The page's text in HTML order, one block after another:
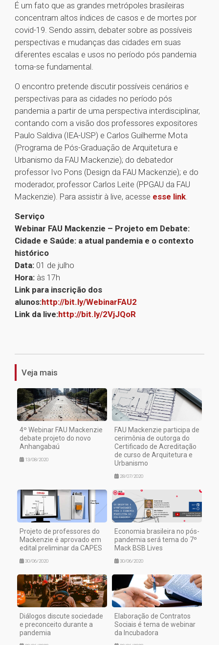
É um fato que as grandes metrópoles brasileiras
concentram altos índices de casos e de mortes por
covid-19. Sendo assim, debater sobre as possíveis
perspectivas e mudanças das cidades em suas
diferentes escalas e usos no período pós pandemia
torna-se fundamental.
O encontro pretende discutir possíveis cenários e
perspectivas para as cidades no período pós
pandemia a partir de uma perspectiva interdisciplinar,
contando com a visão dos professores expositores
Paulo Saldiva (IEA-USP) e Carlos Guilherme Mota
(Programa de Pós-Graduação de Arquitetura e
Urbanismo da FAU Mackenzie); do debatedor
professor Ivo Pons (Design da FAU Mackenzie); e do
moderador, professor Carlos Leite (PPGAU da FAU
Mackenzie). Para assistir à live, acesse esse link.
Serviço
Webinar FAU Mackenzie – Projeto em Debate:
Cidade e Saúde: a atual pandemia e o contexto
histórico
Data: 01 de julho
Hora: às 17h
Link para inscrição dos
alunos:http://bit.ly/WebinarFAU2
Link da live:http://bit.ly/2VjJQoR
Veja mais
4º Webinar FAU Mackenzie
debate projeto do novo
Anhangabaú
13/08/2020
FAU Mackenzie participa de
cerimônia de outorga do
Certificado de Acreditação
de curso de Arquitetura e
Urbanismo
28/07/2020
Projeto de professores do
Mackenzie é aprovado em
edital preliminar da CAPES
30/06/2020
Economia brasileira no pós-
pandemia será tema do 7º
Mack BSB Lives
30/06/2020
Diálogos discute sociedade
e preconceito durante a
pandemia
Elaboração de Contratos
Sociais é tema de webinar
da Incubadora